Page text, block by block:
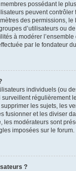
possédant le
peuvent contrôler
des permissions, le
d’utilisateurs ou
à modérer l’ensemble
par le fondateur
individuels (ou
régulièrement
les sujets, les
fusionner et les diviser
les modérateurs sont
imposées sur le forum.
?